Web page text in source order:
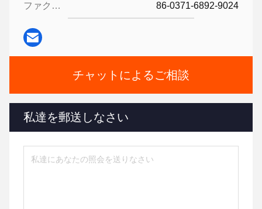
ファクシミリ: 86-0371-6892-9024
チャットによるご相談
私達を郵送しなさい